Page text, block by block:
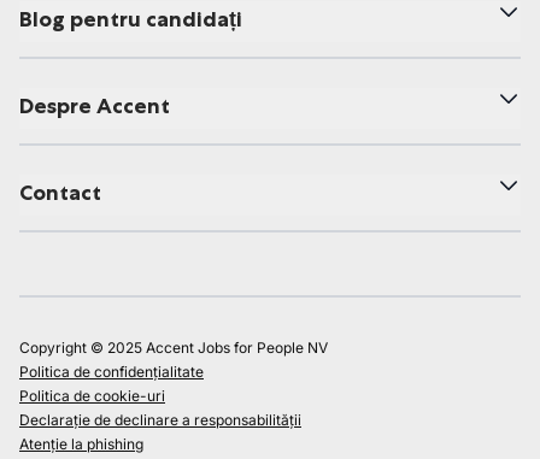
Blog pentru candidați
Despre Accent
Contact
Copyright © 2025 Accent Jobs for People NV
Politica de confidențialitate
Politica de cookie-uri
Declarație de declinare a responsabilității
Atenție la phishing